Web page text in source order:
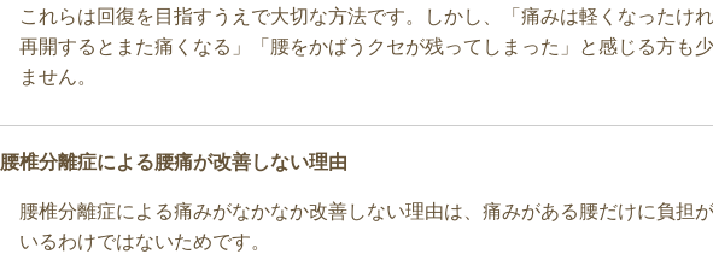
これらは回復を目指すうえで大切な方法です。しかし、「痛みは軽くなったけ
再開するとまた痛くなる」「腰をかばうクセが残ってしまった」と感じる方も
ません。
腰椎分離症による腰痛が改善しない理由
腰椎分離症による痛みがなかなか改善しない理由は、痛みがある腰だけに負担
いるわけではないためです。